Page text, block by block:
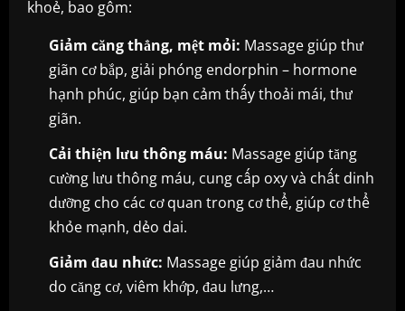
khoẻ, bao gồm:
Giảm căng thẳng, mệt mỏi: Massage giúp thư
giãn cơ bắp, giải phóng endorphin – hormone
hạnh phúc, giúp bạn cảm thấy thoải mái, thư
giãn.
Cải thiện lưu thông máu: Massage giúp tăng
cường lưu thông máu, cung cấp oxy và chất dinh
dưỡng cho các cơ quan trong cơ thể, giúp cơ thể
khỏe mạnh, dẻo dai.
Giảm đau nhức: Massage giúp giảm đau nhức
do căng cơ, viêm khớp, đau lưng,…